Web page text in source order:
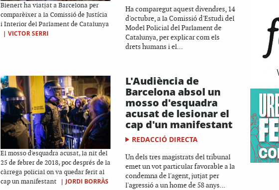
Bienert ha viatjat a Barcelona per
comparèixer a la Comissió de Justícia
i Interior del Parlament de Catalunya
| VICTOR SERRI
Ha comparegut aquest divendres, 14
d'octubre, a la Comissió d'Estudi del
Model Policial del Parlament de
Catalunya, per explicar com els
drets humans i el...
El mosso d'esquadra acusat, la nit del
25 de febrer de 2018, poc després de la
càrrega policial on va quedar ferit al
cap un manifestant
| JORDI BORRÀS
L'Audiència de
Barcelona absol un
mosso d'esquadra
acusat de lesionar el
cap d'un manifestant
REDACCIÓ DIRECTA
Un dels tres magistrats del tribunal
emet un vot particular favorable a la
condemna de l'agent, jutjat per
l'agressió a un home de 58 anys...